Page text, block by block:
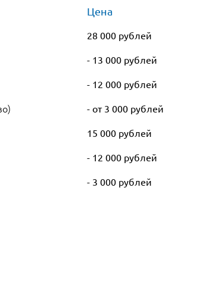
Цена
28 000 рублей
- 13 000 рублей
- 12 000 рублей
- от 3 000 рублей
15 000 рублей
- 12 000 рублей
- 3 000 рублей